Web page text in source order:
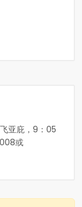
亚庇，9：05
或